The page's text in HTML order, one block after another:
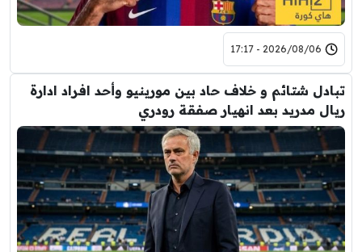
2026/08/06 - 17:17
تبادل شتائم و خلاف حاد بين مورينيو وأحد افراد ادارة
ريال مدريد بعد انهيار صفقة رودري